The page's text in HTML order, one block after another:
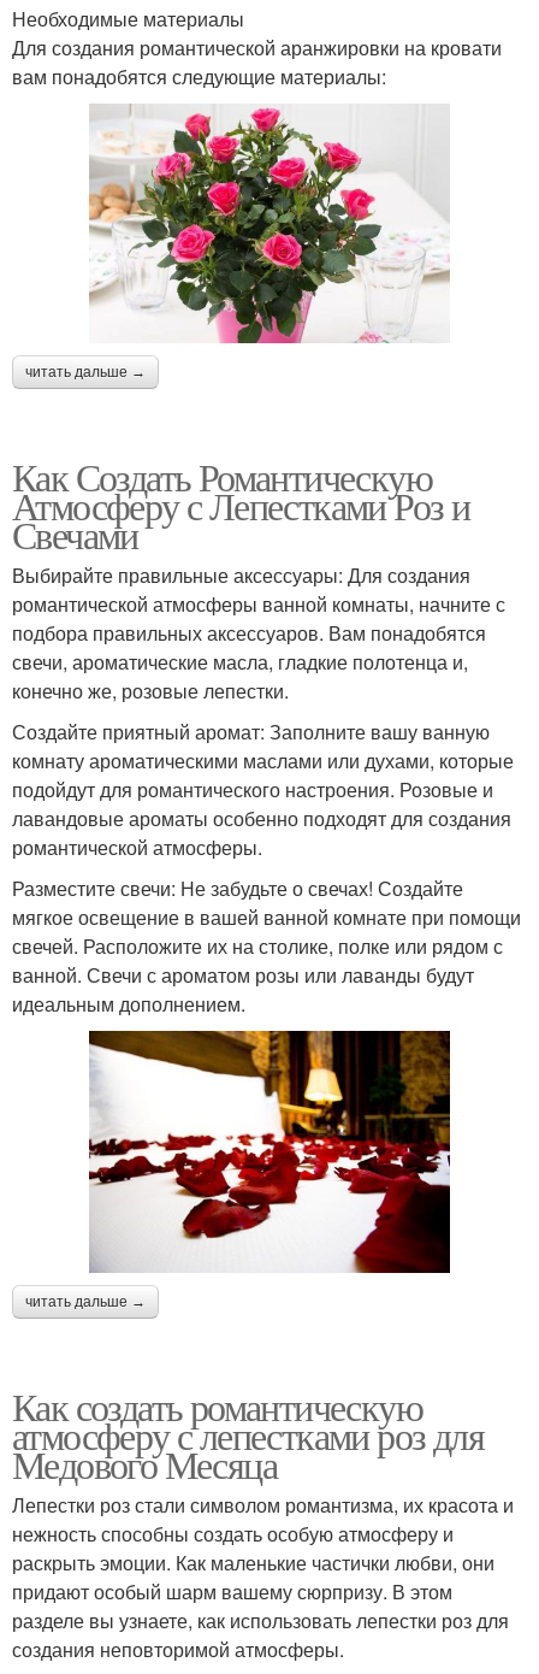
Необходимые материалы
Для создания романтической аранжировки на кровати
вам понадобятся следующие материалы:
читать дальше →
Как Создать Романтическую
Атмосферу с Лепестками Роз и
Свечами
Выбирайте правильные аксессуары: Для создания
романтической атмосферы ванной комнаты, начните с
подбора правильных аксессуаров. Вам понадобятся
свечи, ароматические масла, гладкие полотенца и,
конечно же, розовые лепестки.
Создайте приятный аромат: Заполните вашу ванную
комнату ароматическими маслами или духами, которые
подойдут для романтического настроения. Розовые и
лавандовые ароматы особенно подходят для создания
романтической атмосферы.
Разместите свечи: Не забудьте о свечах! Создайте
мягкое освещение в вашей ванной комнате при помощи
свечей. Расположите их на столике, полке или рядом с
ванной. Свечи с ароматом розы или лаванды будут
идеальным дополнением.
читать дальше →
Как создать романтическую
атмосферу с лепестками роз для
Медового Месяца
Лепестки роз стали символом романтизма, их красота и
нежность способны создать особую атмосферу и
раскрыть эмоции. Как маленькие частички любви, они
придают особый шарм вашему сюрпризу. В этом
разделе вы узнаете, как использовать лепестки роз для
создания неповторимой атмосферы.